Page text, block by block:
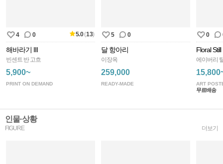
4 0 5.0(13)
해바라기 III
빈센트 반 고흐
5,900~
PRINT ON DEMAND
5 0
달 항아리
이장옥
259,000
READY-MADE
0
Floral
에이버리
ART
무료배송
인물·상황
FIGURE 더보기